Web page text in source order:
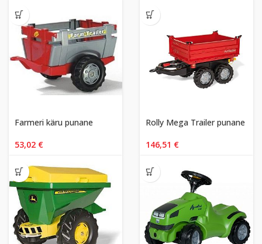
Farmeri käru punane
53,02 €
Rolly Mega Trailer punane
146,51 €